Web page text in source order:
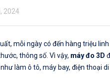
2024
mỗi ngày có đến hàng triệu
thông số. Vì vậy, máy đo 3D
làm ô tô, máy bay, điện thoại di